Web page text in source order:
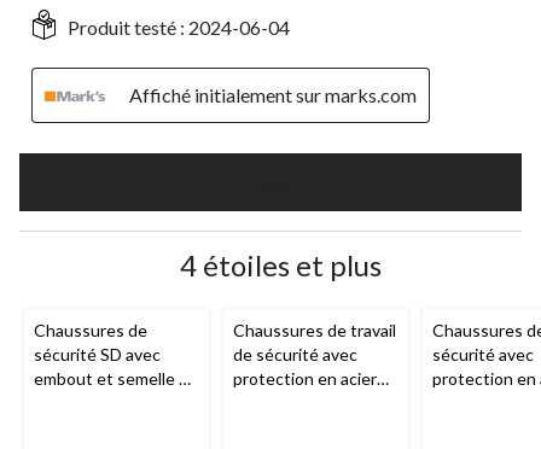
Produit testé : 2024-06-04
Affiché initialement sur marks.com
4 étoiles et plus
Chaussures de
sécurité SD avec
embout et semelle en
Chaussures de travail
de sécurité avec
protection en acier
Chaussures
sécurité avec
protection en